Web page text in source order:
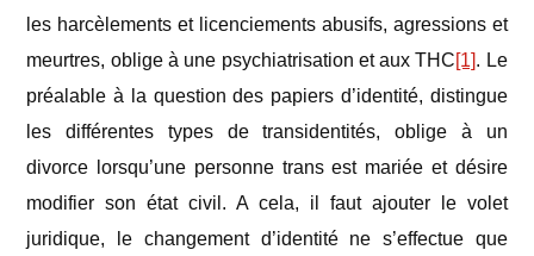
les harcèlements et licenciements abusifs, agressions et
meurtres, oblige à une psychiatrisation et aux THC[1]. Le
préalable à la question des papiers d’identité, distingue
les différentes types de transidentités, oblige à un
divorce lorsqu’une personne trans est mariée et désire
modifier son état civil. A cela, il faut ajouter le volet
juridique, le changement d’identité ne s’effectue que